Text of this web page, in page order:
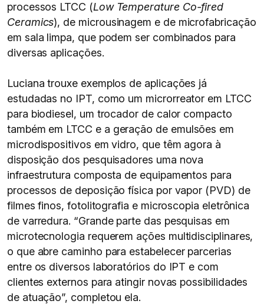
processos LTCC (Low Temperature Co-fired
Ceramics), de microusinagem e de microfabricação
em sala limpa, que podem ser combinados para
diversas aplicações.
Luciana trouxe exemplos de aplicações já
estudadas no IPT, como um microrreator em LTCC
para biodiesel, um trocador de calor compacto
também em LTCC e a geração de emulsões em
microdispositivos em vidro, que têm agora à
disposição dos pesquisadores uma nova
infraestrutura composta de equipamentos para
processos de deposição física por vapor (PVD) de
filmes finos, fotolitografia e microscopia eletrônica
de varredura. “Grande parte das pesquisas em
microtecnologia requerem ações multidisciplinares,
o que abre caminho para estabelecer parcerias
entre os diversos laboratórios do IPT e com
clientes externos para atingir novas possibilidades
de atuação”, completou ela.